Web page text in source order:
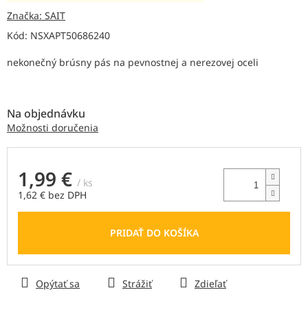
Kód: NSXAPT50686240
Na objednávku
Možnosti doručenia
1,99 € / ks
1,62 € bez DPH
Jednotková
PRIDAŤ DO KOŠÍKA
nekonečný brúsny pás na pevnostnej a nerezovej oceli
Opýtať sa Strážiť Zdieľať
produktu
0,0
5
Značka: SAIT